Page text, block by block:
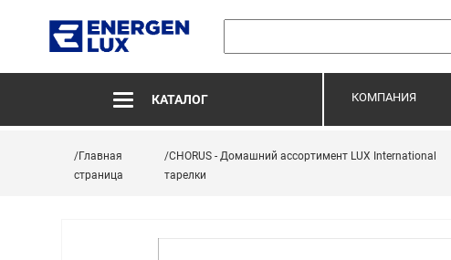
КАТАЛОГ КОМПАНИЯ
/Главная
страница
/CHORUS - Домашний ассортимент LUX International
тарелки